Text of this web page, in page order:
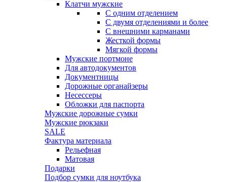
Клатчи мужские
С одним отделением
С двумя отделениями и более
С внешними карманами
Жесткой формы
Мягкой формы
Мужские портмоне
Для автодокументов
Документницы
Дорожные органайзеры
Несессеры
Обложки для паспорта
Мужские дорожные сумки
Мужские рюкзаки
SALE
Фактура материала
Рельефная
Матовая
Подарки
Подбор сумки для ноутбука